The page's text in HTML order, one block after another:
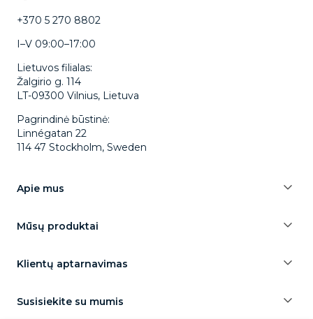
+370 5 270 8802
I–V 09:00–17:00
Lietuvos filialas:
Žalgirio g. 114
LT-09300 Vilnius, Lietuva
Pagrindinė būstinė:
Linnégatan 22
114 47 Stockholm, Sweden
Apie mus
Mūsų produktai
Klientų aptarnavimas
Susisiekite su mumis